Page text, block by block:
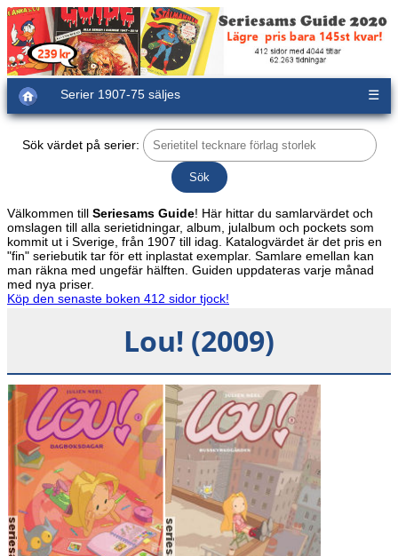
Serier 1907-75 säljes ☰
Sök värdet på serier:
Välkommen till Seriesams Guide! Här hittar du samlarvärdet och
omslagen till alla serietidningar, album, julalbum och pockets som
kommit ut i Sverige, från 1907 till idag. Katalogvärdet är det pris en
"fin" seriebutik tar för ett inplastat exemplar. Samlare emellan kan
man räkna med ungefär hälften. Guiden uppdateras varje månad
med nya priser.
Köp den senaste boken 412 sidor tjock!
Lou! (2009)